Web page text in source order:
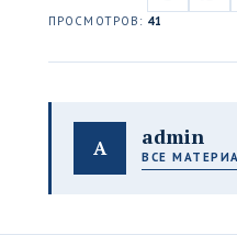
ПРОСМОТРОВ: 41
A admin
ВСЕ